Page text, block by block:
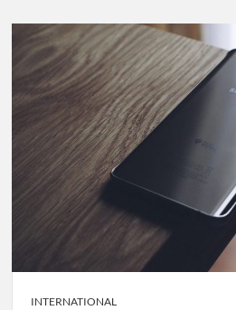
INTERNATIONAL